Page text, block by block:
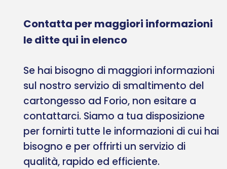
Contatta per maggiori informazioni
le ditte qui in elenco
Se hai bisogno di maggiori informazioni
sul nostro servizio di smaltimento del
cartongesso ad Forio, non esitare a
contattarci. Siamo a tua disposizione
per fornirti tutte le informazioni di cui hai
bisogno e per offrirti un servizio di
qualità, rapido ed efficiente.